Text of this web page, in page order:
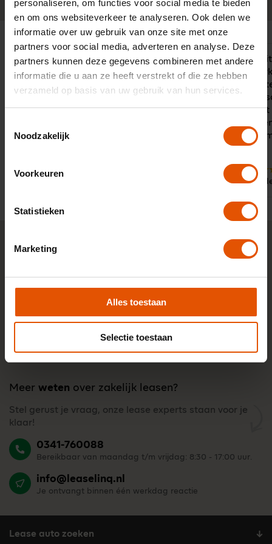
personaliseren, om functies voor social media te bieden
en om ons websiteverkeer te analyseren. Ook delen we
informatie over uw gebruik van onze site met onze
partners voor social media, adverteren en analyse. Deze
partners kunnen deze gegevens combineren met andere
informatie die u aan ze heeft verstrekt of die ze hebben
verzameld op basis van uw gebruik van hun services.
Noodzakelijk
Voorkeuren
Statistieken
Marketing
Alles toestaan
Selectie toestaan
Mooie auto voor een scherpe prijs,
onder goede voorwaarden.
Deskundige adviseur.
10
"Ik heb
jullie
zéér
opvolging
plezier om
10 Door:
Dhr.
Meer weten over zakelijk leasen?
Stel gerust je vraag, onze lease experts staan voor je
klaar!
0341-760088
Bereikbaar van maandag t/m vrijdag: 8:30 - 17:00 uur.
info@leaselinq.nl
Je ontvangt binnen één werkdag reactie
Lease auto zoeken